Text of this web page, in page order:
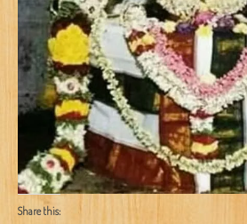
Share this: